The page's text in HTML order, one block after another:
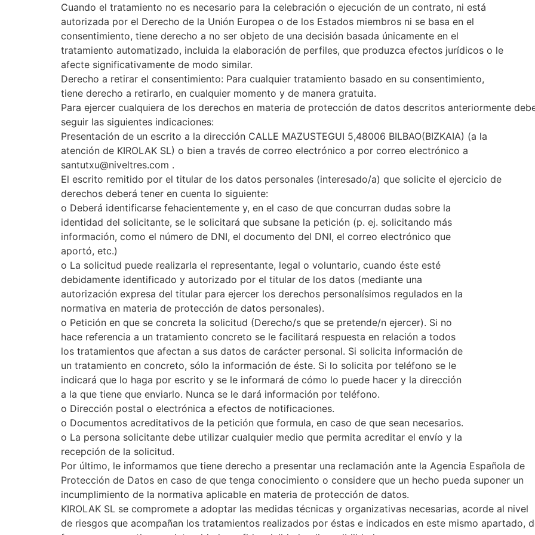
Cuando el tratamiento no es necesario para la celebración o ejecución de un contrato, ni está
autorizada por el Derecho de la Unión Europea o de los Estados miembros ni se basa en el
consentimiento, tiene derecho a no ser objeto de una decisión basada únicamente en el
tratamiento automatizado, incluida la elaboración de perfiles, que produzca efectos jurídicos o le
afecte significativamente de modo similar.
Derecho a retirar el consentimiento: Para cualquier tratamiento basado en su consentimiento,
tiene derecho a retirarlo, en cualquier momento y de manera gratuita.
Para ejercer cualquiera de los derechos en materia de protección de datos descritos anteriormente
seguir las siguientes indicaciones:
Presentación de un escrito a la dirección CALLE MAZUSTEGUI 5,48006 BILBAO(BIZKAIA) (a la
atención de KIROLAK SL) o bien a través de correo electrónico a por correo electrónico a
santutxu@niveltres.com .
El escrito remitido por el titular de los datos personales (interesado/a) que solicite el ejercicio de
derechos deberá tener en cuenta lo siguiente:
o Deberá identificarse fehacientemente y, en el caso de que concurran dudas sobre la
identidad del solicitante, se le solicitará que subsane la petición (p. ej. solicitando más
información, como el número de DNI, el documento del DNI, el correo electrónico que
aportó, etc.)
o La solicitud puede realizarla el representante, legal o voluntario, cuando éste esté
debidamente identificado y autorizado por el titular de los datos (mediante una
autorización expresa del titular para ejercer los derechos personalísimos regulados en la
normativa en materia de protección de datos personales).
o Petición en que se concreta la solicitud (Derecho/s que se pretende/n ejercer). Si no
hace referencia a un tratamiento concreto se le facilitará respuesta en relación a todos
los tratamientos que afectan a sus datos de carácter personal. Si solicita información de
un tratamiento en concreto, sólo la información de éste. Si lo solicita por teléfono se le
indicará que lo haga por escrito y se le informará de cómo lo puede hacer y la dirección
a la que tiene que enviarlo. Nunca se le dará información por teléfono.
o Dirección postal o electrónica a efectos de notificaciones.
o Documentos acreditativos de la petición que formula, en caso de que sean necesarios.
o La persona solicitante debe utilizar cualquier medio que permita acreditar el envío y la
recepción de la solicitud.
Por último, le informamos que tiene derecho a presentar una reclamación ante la Agencia Española de
Protección de Datos en caso de que tenga conocimiento o considere que un hecho pueda suponer un
incumplimiento de la normativa aplicable en materia de protección de datos.
KIROLAK SL se compromete a adoptar las medidas técnicas y organizativas necesarias, acorde al nivel
de riesgos que acompañan los tratamientos realizados por éstas e indicados en este mismo apartado,